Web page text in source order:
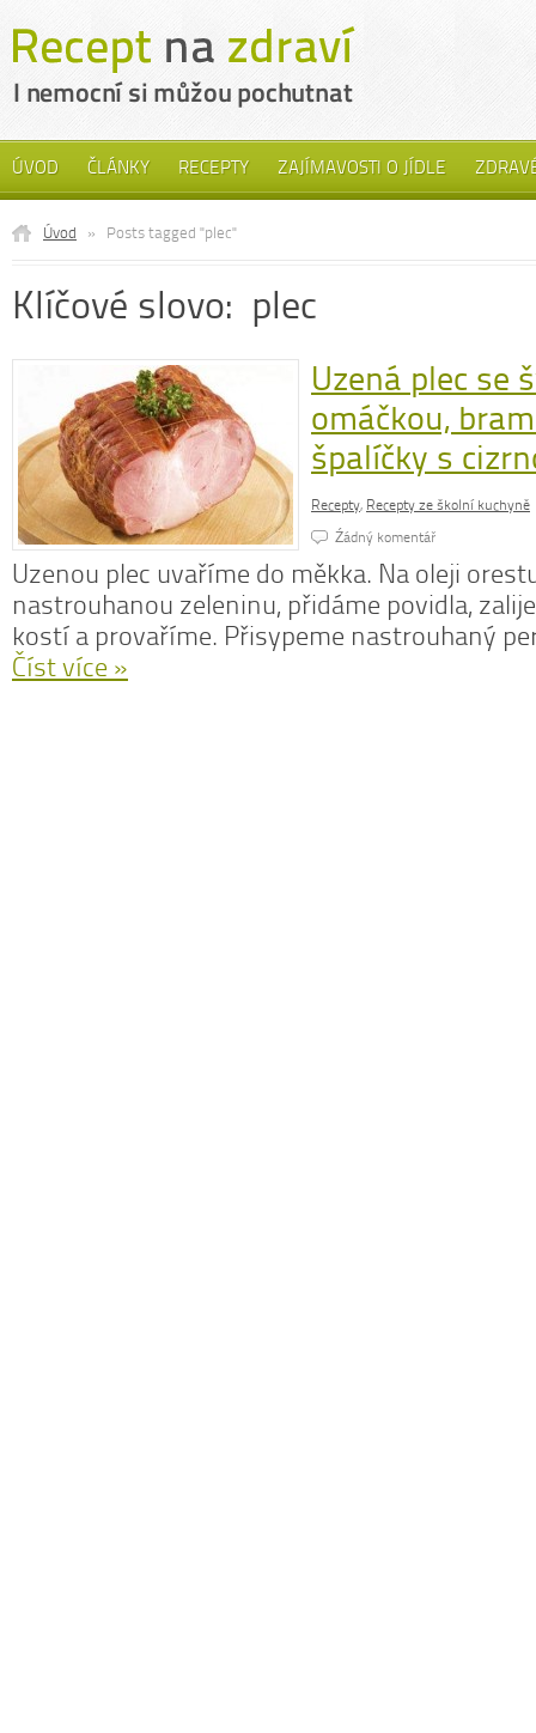
ÚVOD ČLÁNKY RECEPTY ZAJÍMAVOSTI O JÍDLE
Úvod » Posts tagged "plec"
Klíčové slovo: plec
Uzená plec se
omáčkou,
špalíčky s
Recepty, Recepty ze školní kuchyně
Źádný komentář
Uzenou plec uvaříme do měkka. Na oleji
nastrouhanou zeleninu, přidáme povidla,
kostí a provaříme. Přisypeme nastrouhaný
Číst více »